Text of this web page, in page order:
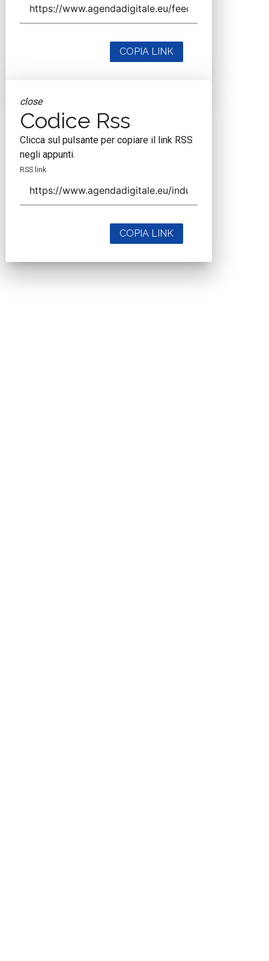
COPIA LINK
close
Codice Rss
Clicca sul pulsante per copiare il link RSS
negli appunti.
RSS link
COPIA LINK